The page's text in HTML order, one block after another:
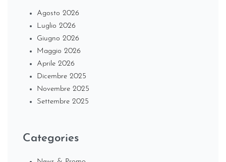
Agosto 2026
Luglio 2026
Giugno 2026
Maggio 2026
Aprile 2026
Dicembre 2025
Novembre 2025
Settembre 2025
Categories